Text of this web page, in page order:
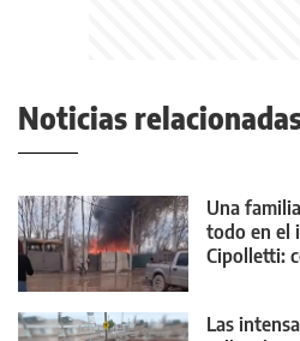
Noticias
Una
todo en el
Cipolletti:
Las